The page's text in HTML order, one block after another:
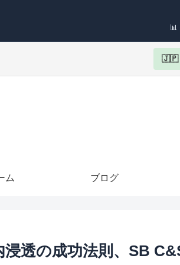
📊
🇯🇵
ム ブログ
浸透の成功法則、SB